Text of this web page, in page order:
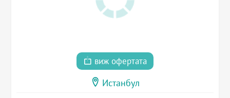
виж офертата
Истанбул